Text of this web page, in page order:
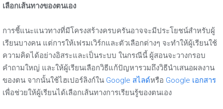
เลือกเส้นทางของตนเอง
การชี้แนะแนวทางที่มีโครงสร้างครบครันอาจจะมีประโยชน์สำหรับผู้
เรียนบางคน แต่การให้เฟรมเวิร์กและตัวเลือกต่างๆ จะทำให้ผู้เรียนใช้
ความคิดได้อย่างอิสระและเป็นระบบ ในกรณีนี้ ผู้สอนจะวางกรอบ
คำถามใหญ่ และให้ผู้เรียนเลือกวิธีแก้ปัญหารวมถึงวิธีนำเสนอผลงาน
ของตน จากนั้นใช้ไฮเปอร์ลิงก์ใน Google สไลด์หรือ Google เอกสาร
เพื่อช่วยให้ผู้เรียนได้เลือกเส้นทางการเรียนรู้ของตนเอง